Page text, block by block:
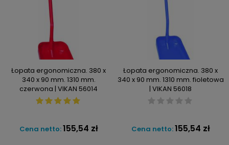
Łopata ergonomiczna. 380 x
340 x 90 mm. 1310 mm.
czerwona | VIKAN 56014
Cena netto:155,54 zł
Łopata ergonomiczna. 380 x
340 x 90 mm. 1310 mm. fioletowa
| VIKAN 56018
Cena netto:155,54 zł